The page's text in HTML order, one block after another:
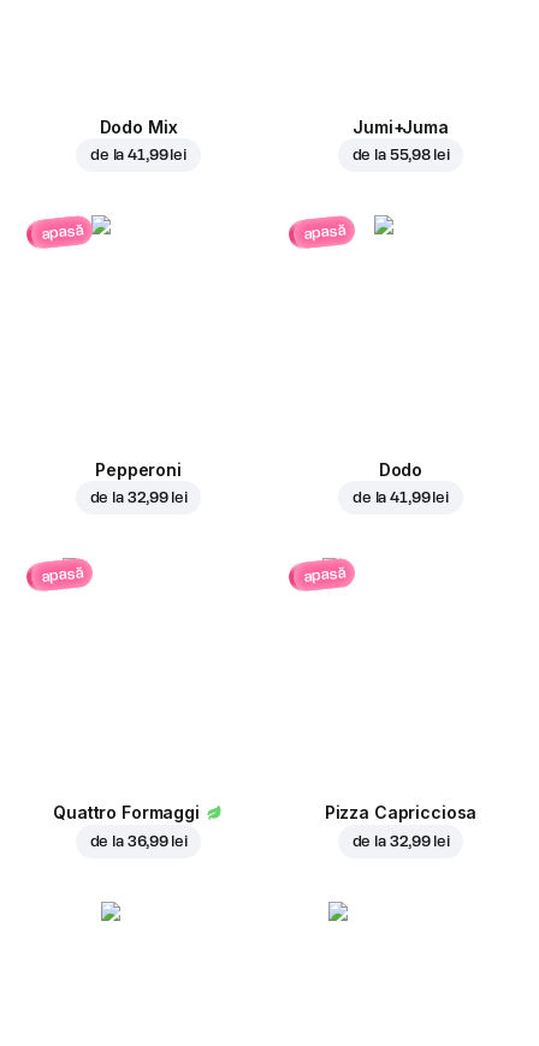
Dodo Mix
de la41,99 lei
Jumi+Juma
de la 55,98 lei
apasă
Pepperoni
de la 32,99 lei
apasă
Dodo
de la41,99 lei
apasă
Quattro Formaggi
de la 36,99 lei
apasă
Pizza Capricciosa
de la 32,99 lei